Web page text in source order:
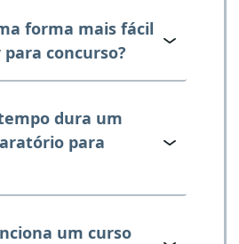
forma mais fácil
concurso?
dura um
para
um curso